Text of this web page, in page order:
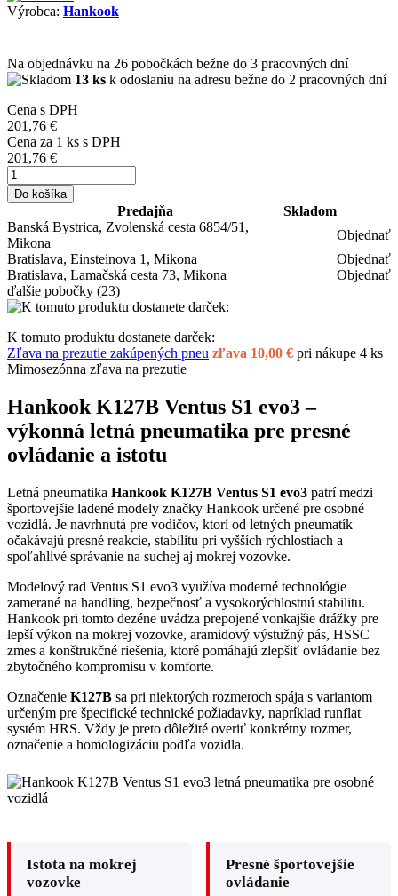
Výrobca: Hankook
Na objednávku na 26 pobočkách bežne do 3 pracovných dní
13 ks k odoslaniu na adresu bežne do 2 pracovných dní
Cena s DPH
201,76 €
Cena za 1 ks s DPH
201,76 €
Do košíka
Predajňa
Skladom
Banská Bystrica, Zvolenská cesta 6854/51,
Mikona
Objednať
Bratislava, Einsteinova 1, Mikona
Objednať
Bratislava, Lamačská cesta 73, Mikona
Objednať
ďalšie pobočky (23)
K tomuto produktu dostanete darček:
Zľava na prezutie zakúpených pneu zľava 10,00 € pri nákupe 4 ks
Mimosezónna zľava na prezutie
Hankook K127B Ventus S1 evo3 –
výkonná letná pneumatika pre presné
ovládanie a istotu
Letná pneumatika Hankook K127B Ventus S1 evo3 patrí medzi
športovejšie ladené modely značky Hankook určené pre osobné
vozidlá. Je navrhnutá pre vodičov, ktorí od letných pneumatík
očakávajú presné reakcie, stabilitu pri vyšších rýchlostiach a
spoľahlivé správanie na suchej aj mokrej vozovke.
Modelový rad Ventus S1 evo3 využíva moderné technológie
zamerané na handling, bezpečnosť a vysokorýchlostnú stabilitu.
Hankook pri tomto dezéne uvádza prepojené vonkajšie drážky pre
lepší výkon na mokrej vozovke, aramidový výstužný pás, HSSC
zmes a konštrukčné riešenia, ktoré pomáhajú zlepšiť ovládanie bez
zbytočného kompromisu v komforte.
Označenie K127B sa pri niektorých rozmeroch spája s variantom
určeným pre špecifické technické požiadavky, napríklad runflat
systém HRS. Vždy je preto dôležité overiť konkrétny rozmer,
označenie a homologizáciu podľa vozidla.
Istota na mokrej
vozovke
Presné športovejšie
ovládanie